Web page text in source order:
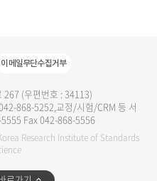
이메일무단수집거부
267 (우편번호 : 34113)
868-5252,교정/시험/CRM 등 서
Fax 042-868-5556
Research Institute of Standards